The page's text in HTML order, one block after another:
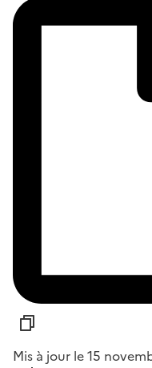
Mis à jour le 15